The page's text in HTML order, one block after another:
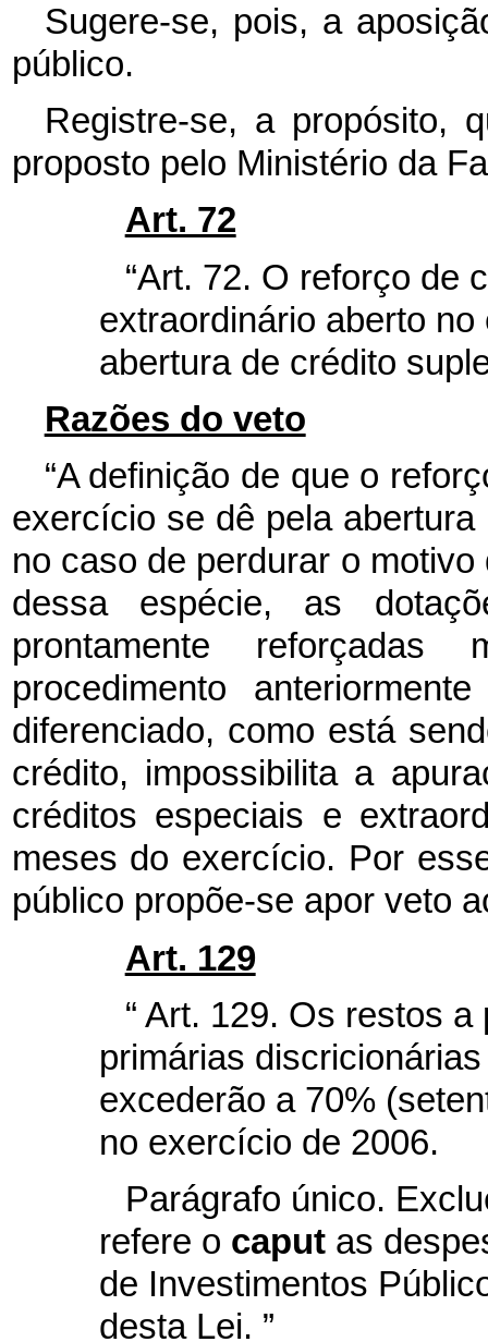
Sugere-se, pois, a
público.
Registre-se, a propósito,
proposto pelo Ministério da
Art. 72
“Art. 72. O reforço de
extraordinário aberto
abertura de crédito
Razões do veto
“A definição de que o
exercício se dê pela
no caso de perdurar o
dessa espécie, as
prontamente reforçadas
procedimento
diferenciado, como está
crédito, impossibilita a
créditos especiais e
meses do exercício. Por
público propõe-se apor veto
Art. 129
“ Art. 129. Os restos a
primárias
excederão a 70%
no exercício de 2006.
Parágrafo único.
refere o caput as
de Investimentos
desta Lei. ”